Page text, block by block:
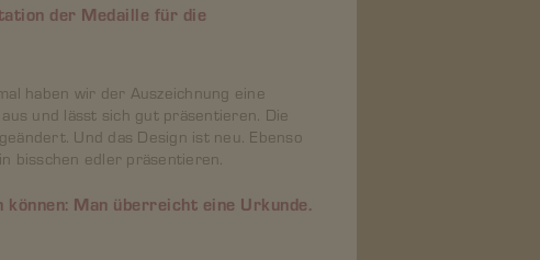
der Medaille für die
haben wir der Auszeichnung eine
und lässt sich gut präsentieren. Die
Und das Design ist neu. Ebenso
bisschen edler präsentieren.
Man überreicht eine Urkunde.